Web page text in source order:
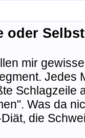
oder
mir
Jedes
Schlagzeile
Was da
die